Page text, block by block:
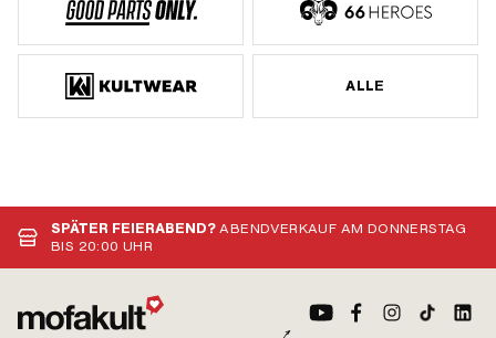
ALLE
SPÄTER FEIERABEND?ABENDVERKAUF AM DONNERSTAG
BIS 20:00 UHR